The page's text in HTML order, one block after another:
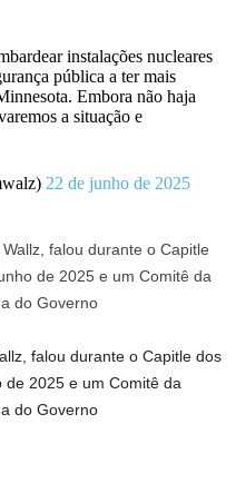
instalações nucleares
pública a ter mais
Embora não haja
a situação e
22 de junho de 2025
falou durante o Capitle dos
de 2025 e um Comitê da
do Governo